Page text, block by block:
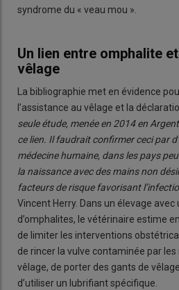
syndrome du « veau mou ».
Un lien entre omphalite
vêlage
La bibliographie met en évidence
l’assistance au vêlage et la
seule étude, menée en 2014 en
ce lien. Il faudrait confirmer ceci par
médecine humaine, dans les pays
la naissance avec des mains non
facteurs de risque favorisant
Vincent Herry. Dans un élevage
d’omphalites, le vétérinaire estime
de limiter les interventions
de rincer la vulve contaminée par
vêlage, de porter des gants de
d’utiliser un lubrifiant spécifique.